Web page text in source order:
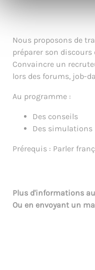
Nous proposons de
préparer son
Convaincre un
lors des forums, job-
Au programme :
Des conseils
Des simulations
Prérequis : Parler
Plus d'informations au
Ou en envoyant un